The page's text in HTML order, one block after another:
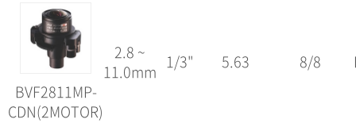
BVF2811MP-
CDN(2MOTOR)
2.8 ~
11.0mm 1/3" 5.63 8/8